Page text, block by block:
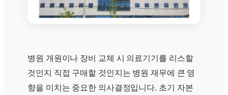
병원 개원이나 장비 교체 시 의료기기를 리스할
것인지 직접 구매할 것인지는 병원 재무에 큰 영
향을 미치는 중요한 의사결정입니다. 초기 자본